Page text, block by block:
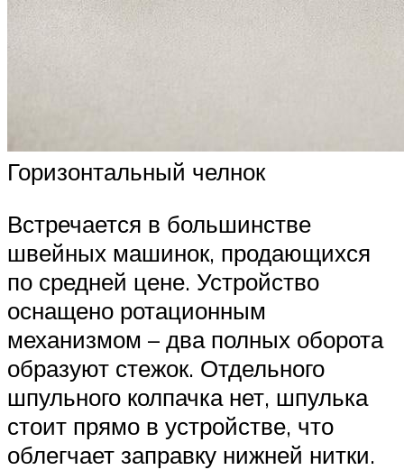
Горизонтальный челнок
Встречается в большинстве
швейных машинок, продающихся
по средней цене. Устройство
оснащено ротационным
механизмом – два полных оборота
образуют стежок. Отдельного
шпульного колпачка нет, шпулька
стоит прямо в устройстве, что
облегчает заправку нижней нитки.